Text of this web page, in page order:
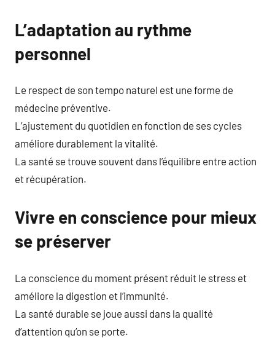
L’adaptation au rythme
personnel
Le respect de son tempo naturel est une forme de
médecine préventive.
L’ajustement du quotidien en fonction de ses cycles
améliore durablement la vitalité.
La santé se trouve souvent dans l’équilibre entre action
et récupération.
Vivre en conscience pour mieux
se préserver
La conscience du moment présent réduit le stress et
améliore la digestion et l’immunité.
La santé durable se joue aussi dans la qualité
d’attention qu’on se porte.